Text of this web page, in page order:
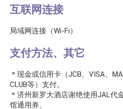
互联网连接
局域网连接（Wi-Fi）
支付方法、其它
＊现金或信用卡（JCB、VISA、
CLUB等）支付。
＊济州新罗大酒店谢绝使用JAL代
馆通用券。